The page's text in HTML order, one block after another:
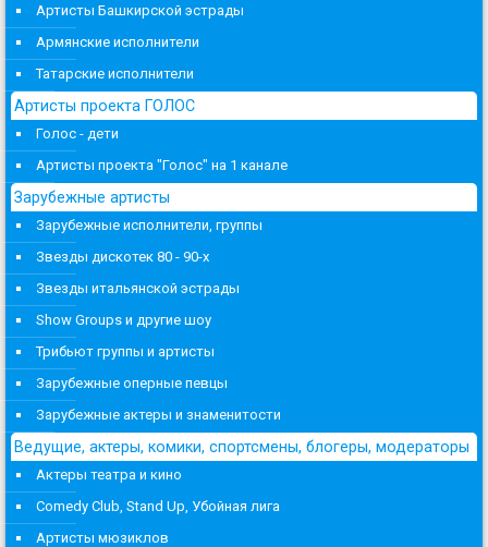
Артисты Башкирской эстрады
Армянские исполнители
Татарские исполнители
Артисты проекта ГОЛОС
Голос - дети
Артисты проекта "Голос" на 1 канале
Зарубежные артисты
Зарубежные исполнители, группы
Звезды дискотек 80 - 90-х
Звезды итальянской эстрады
Show Groups и другие шоу
Трибьют группы и артисты
Зарубежные оперные певцы
Зарубежные актеры и знаменитости
Ведущие, актеры, комики, спортсмены, блогеры, модераторы
Актеры театра и кино
Comedy Club, Stand Up, Убойная лига
Артисты мюзиклов